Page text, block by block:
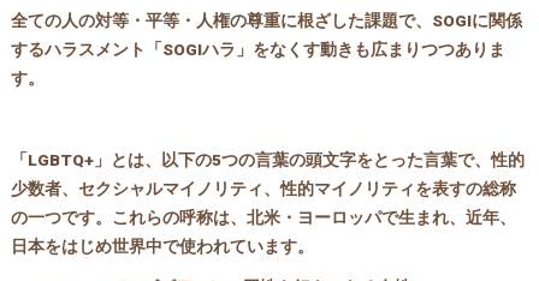
全ての人の対等・平等・人権の尊重に根ざした課題で、SOGIに関係
するハラスメント「SOGIハラ」をなくす動きも広まりつつありま
す。
「LGBTQ+」とは、以下の5つの言葉の頭文字をとった言葉で、性的
少数者、セクシャルマイノリティ、性的マイノリティを表すの総称
の一つです。これらの呼称は、北米・ヨーロッパで生まれ、近年、
日本をはじめ世界中で使われています。